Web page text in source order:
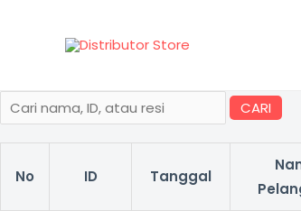
CARI
No ID Tanggal